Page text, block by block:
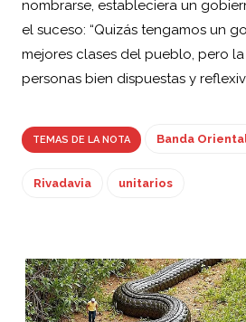
nombrarse, estableciera un
el suceso: “Quizás tengamos un
mejores clases del pueblo, pero
personas bien dispuestas y
TEMAS DE LA NOTA Banda
Rivadavia unitarios